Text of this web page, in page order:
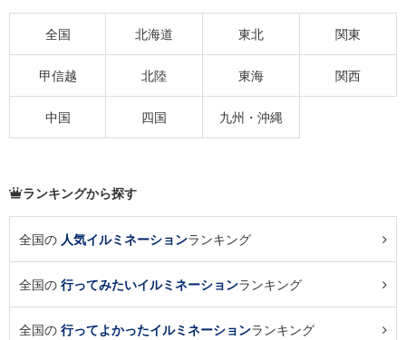
全国 北海道 東北 関東
甲信越 北陸 東海 関西
中国 四国 九州・沖縄
ランキングから探す
全国の 人気イルミネーションランキング
全国の 行ってみたいイルミネーションランキング
全国の 行ってよかったイルミネーションランキング